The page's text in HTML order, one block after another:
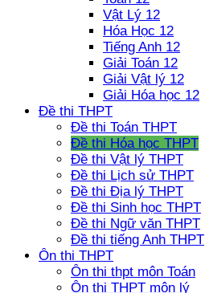
Vật Lý 12
Hóa Học 12
Tiếng Anh 12
Giải Toán 12
Giải Vật lý 12
Giải Hóa học 12
Đề thi THPT
Đề thi Toán THPT
Đề thi Hóa học THPT
Đề thi Vật lý THPT
Đề thi Lịch sử THPT
Đề thi Địa lý THPT
Đề thi Sinh học THPT
Đề thi Ngữ văn THPT
Đề thi tiếng Anh THPT
Ôn thi THPT
Ôn thi thpt môn Toán
Ôn thi THPT môn lý